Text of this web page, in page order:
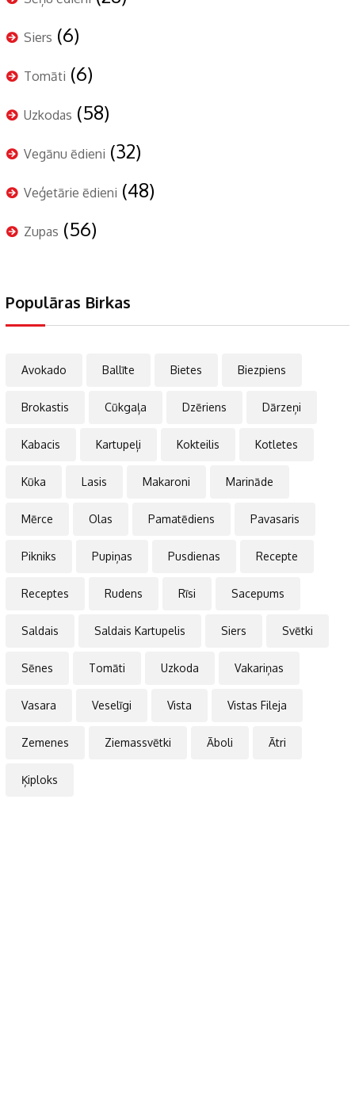
Siers (6)
Tomāti (6)
Uzkodas (58)
Vegānu ēdieni (32)
Veģetārie ēdieni (48)
Zupas (56)
Populāras Birkas
Avokado Ballīte Bietes Biezpiens
Brokastis Cūkgaļa Dzēriens Dārzeņi
Kabacis Kartupeļi Kokteilis Kotletes
Kūka Lasis Makaroni Marināde
Mērce Olas Pamatēdiens Pavasaris
Pikniks Pupiņas Pusdienas Recepte
Receptes Rudens Rīsi Sacepums
Saldais Saldais Kartupelis Siers Svētki
Sēnes Tomāti Uzkoda Vakariņas
Vasara Veselīgi Vista Vistas Fileja
Zemenes Ziemassvētki Āboli Ātri
Ķiploks